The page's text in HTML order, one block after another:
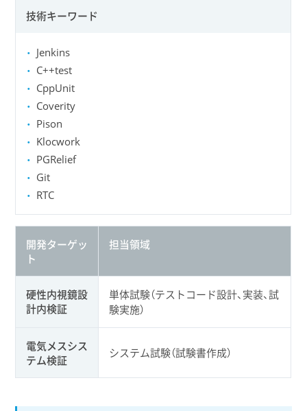
技術キーワード
Jenkins
C++test
CppUnit
Coverity
Pison
Klocwork
PGRelief
Git
RTC
開発ターゲッ
ト
担当領域
硬性内視鏡設
計内検証
単体試験（テストコード設計、実装、試
験実施）
電気メスシス
テム検証
システム試験（試験書作成）